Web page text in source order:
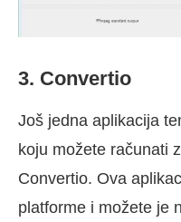
3. Convertio
Još jedna aplikacija
koju možete računati
Convertio. Ova
platforme i možete je